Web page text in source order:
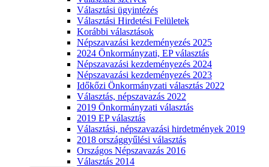
Választási ügyintézés
Választási Hirdetési Felületek
Korábbi választások
Népszavazási kezdeményezés 2025
2024 Önkormányzati, EP választás
Népszavazási kezdeményezés 2024
Népszavazási kezdeményezés 2023
Időkőzi Önkormányzati választás 2022
Választás, népszavazás 2022
2019 Önkormányzati választás
2019 EP választás
Választási, népszavazási hirdetmények 2019
2018 országgyűlési választás
Országos Népszavazás 2016
Választás 2014